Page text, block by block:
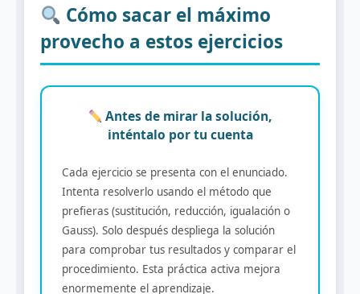
Cómo sacar el máximo
provecho a estos ejercicios
Antes de mirar la solución,
inténtalo por tu cuenta
Cada ejercicio se presenta con el enunciado.
Intenta resolverlo usando el método que
prefieras (sustitución, reducción, igualación o
Gauss). Solo después despliega la solución
para comprobar tus resultados y comparar el
procedimiento. Esta práctica activa mejora
enormemente el aprendizaje.